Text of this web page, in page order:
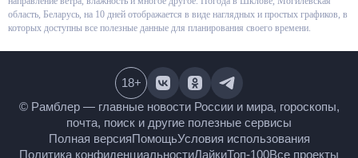
многое другое. Погода в Шклове, Могилёвская область, Беларусь, на 10
дней отображается в виде наглядных и простых графиков, в которых
© Рамблер — главные новости России и мира,
гороскопы, почта, поиск и другие полезные сервисы
Полная версияПомощьУсловия использования
18+